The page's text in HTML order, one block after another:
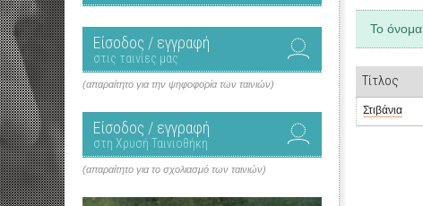
Είσοδος / εγγραφή
στις ταινίες μας
(απαραίτητο για την ψηφοφορία των ταινιών)
Είσοδος / εγγραφή
στη Χρυσή Ταινιοθήκη
(απαραίτητο για το σχολιασμό των ταινιών)
Το όνομα
Τίτλος
Στιβάνια